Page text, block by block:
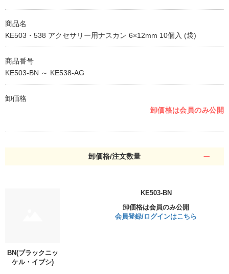
商品名
KE503・538 アクセサリー用ナスカン 6×12mm 10個入 (袋)
商品番号
KE503-BN ～ KE538-AG
卸価格
卸価格は会員のみ公開
卸価格/注文数量
BN(ブラックニッ
ケル・イブシ)
KE503-BN
卸価格は会員のみ公開
会員登録/ログインはこちら